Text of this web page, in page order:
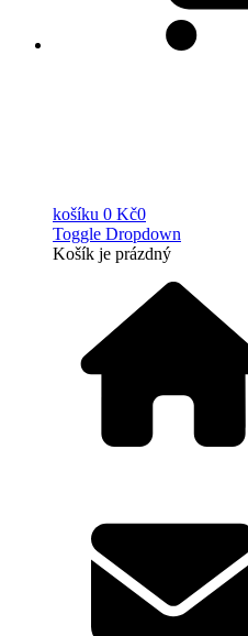
košíku 0 Kč0
Toggle Dropdown
Košík je prázdný